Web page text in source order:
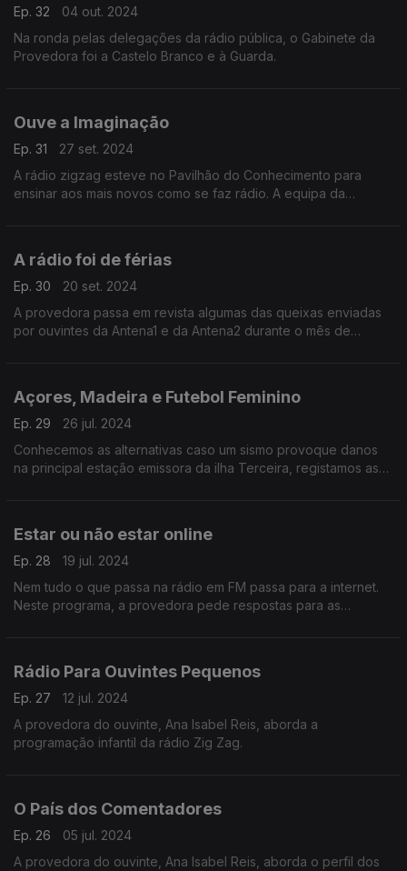
Ep. 32
04 out. 2024
Na ronda pelas delegações da rádio pública, o Gabinete da
Provedora foi a Castelo Branco e à Guarda.
Ouve a Imaginação
Ep. 31
27 set. 2024
A rádio zigzag esteve no Pavilhão do Conhecimento para
ensinar aos mais novos como se faz rádio. A equipa da
A rádio foi de férias
Ep. 30
20 set. 2024
A provedora passa em revista algumas das queixas enviadas
por ouvintes da Antena1 e da Antena2 durante o mês de
Açores, Madeira e Futebol Feminino
Ep. 29
26 jul. 2024
Conhecemos as alternativas caso um sismo provoque danos
na principal estação emissora da ilha Terceira, registamos as
Estar ou não estar online
Ep. 28
19 jul. 2024
Nem tudo o que passa na rádio em FM passa para a internet.
Neste programa, a provedora pede respostas para as
Rádio Para Ouvintes Pequenos
Ep. 27
12 jul. 2024
A provedora do ouvinte, Ana Isabel Reis, aborda a
programação infantil da rádio Zig Zag.
O País dos Comentadores
Ep. 26
05 jul. 2024
A provedora do ouvinte, Ana Isabel Reis, aborda o perfil dos